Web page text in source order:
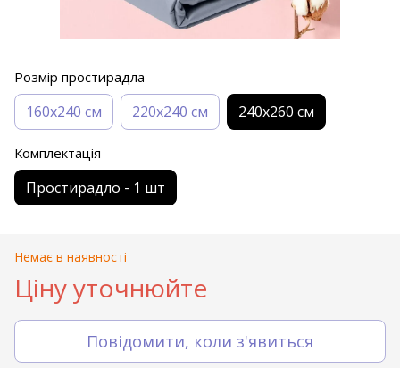
Розмір простирадла
160х240 см 220х240 см 240х260 см
Комплектація
Простирадло - 1 шт
Немає в наявності
Ціну уточнюйте
Повідомити, коли з'явиться